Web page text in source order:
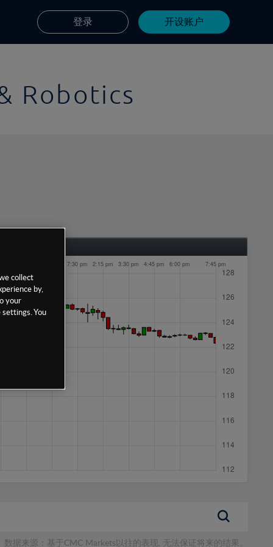
登录 开设账户
Robotics
数据来源：基于CMC Markets以往的表现, 无法保证将来的结果。
collect
by,
your
You